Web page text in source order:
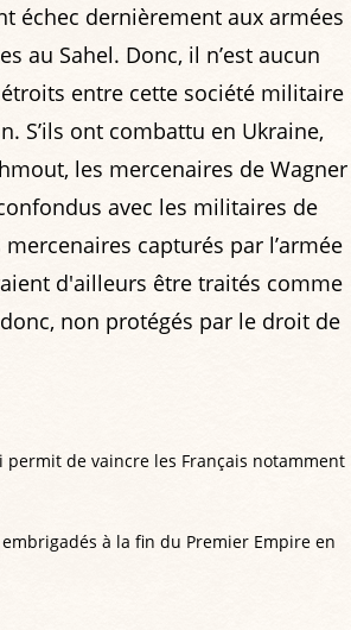
échec dernièrement aux armées
au Sahel. Donc, il n’est aucun
entre cette société militaire
S’ils ont combattu en Ukraine,
les mercenaires de Wagner
avec les militaires de
mercenaires capturés par l’armée
d'ailleurs être traités comme
non protégés par le droit de
permit de vaincre les Français notamment
à la fin du Premier Empire en